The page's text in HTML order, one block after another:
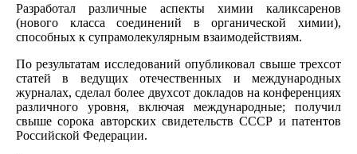
Разработал различные аспекты химии каликсаренов
(нового класса соединений в органической химии),
способных к супрамолекулярным взаимодействиям.
По результатам исследований опубликовал свыше трехсот
статей в ведущих отечественных и международных
журналах, сделал более двухсот докладов на конференциях
различного уровня, включая международные; получил
свыше сорока авторских свидетельств СССР и патентов
Российской Федерации.